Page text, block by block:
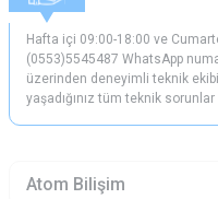
Hafta içi 09:00-18:00 ve
(0553)5545487 WhatsApp
üzerinden deneyimli teknik
yaşadığınız tüm teknik
Atom Bilişim